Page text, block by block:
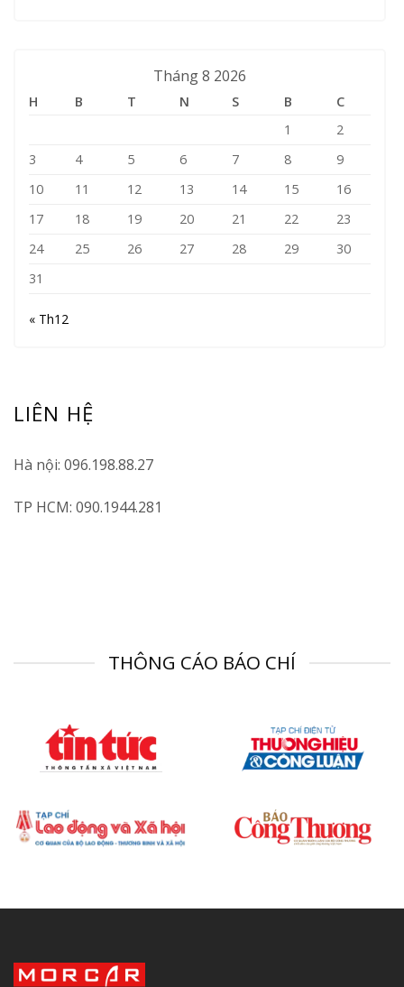
LIÊN HỆ
Hà nội: 096.198.88.27
TP HCM: 090.1944.281
Tháng 8 2026
H B T N S B
C
1
2
3
4 5 6 7 8
9
10
11 12 13 14 15
16
17
18 19 20 21 22
23
24
25 26 27 28 29
30
31
« Th12
THÔNG CÁO BÁO CHÍ